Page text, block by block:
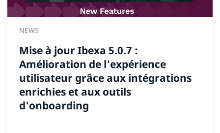
NEWS
Mise à jour Ibexa 5.0.7 :
Amélioration de l'expérience
utilisateur grâce aux intégrations
enrichies et aux outils
d'onboarding